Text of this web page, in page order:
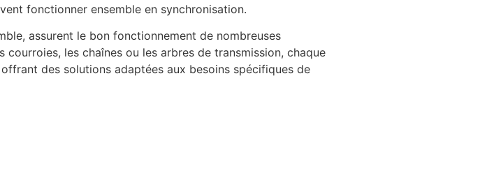
fonctionner ensemble en synchronisation.
assurent le bon fonctionnement de nombreuses
les chaînes ou les arbres de transmission, chaque
des solutions adaptées aux besoins spécifiques de